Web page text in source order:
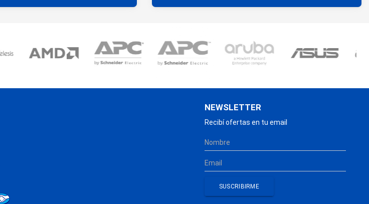
NEWSLETTER
Recibí ofertas en tu email